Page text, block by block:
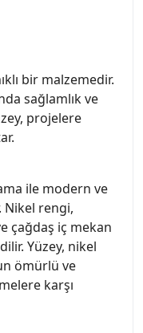
bir malzemedir.
sağlamlık ve
projelere
ile modern ve
Nikel rengi,
çağdaş iç mekan
Yüzey, nikel
ömürlü ve
karşı